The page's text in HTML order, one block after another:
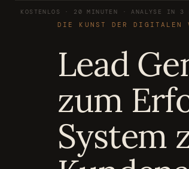
Podcasts
Bewertungen
Karriere
Partnerprogramm
KOSTENLOS · 20 MINUTEN · ANALYSE IN 3
DIE KUNST DER DIGITALEN
Lead
zum
System